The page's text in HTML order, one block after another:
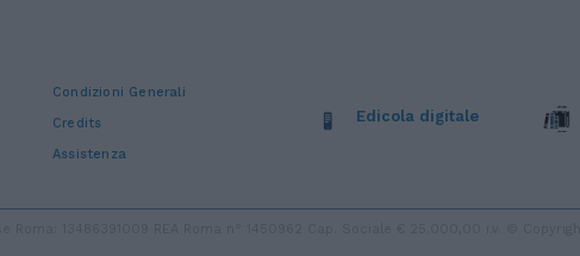
Condizioni Generali
Credits
Assistenza
Edicola digitale